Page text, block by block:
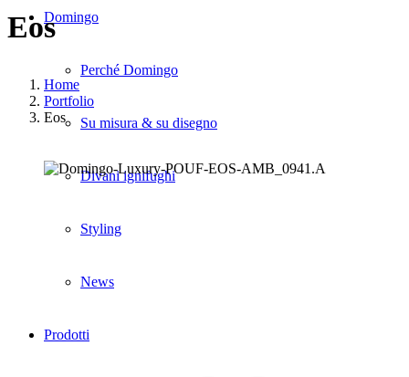
Domingo
Perché Domingo
Su misura & su disegno
Divani ignifughi
Styling
News
Prodotti
Eos
Home
Portfolio
Eos